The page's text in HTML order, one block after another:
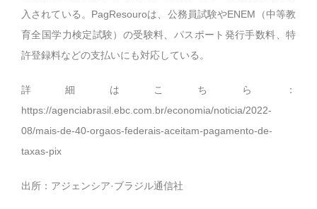
入されている。PagResouroは、公務員試験やENEM（中等教
育全国学力検定試験）の受験料、パスポート発行手数料、特
許登録料などの支払いにも対応している。
詳細はこちら：
https://agenciabrasil.ebc.com.br/economia/noticia/2022-
08/mais-de-40-orgaos-federais-aceitam-pagamento-de-
taxas-pix
出所：アジェンシア·ブラジル通信社